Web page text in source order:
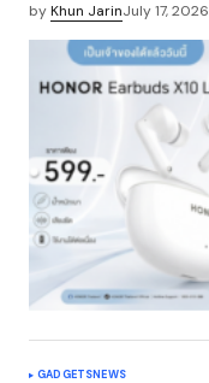
byKhun JarinJuly 17, 2026
GADGETSNEWS